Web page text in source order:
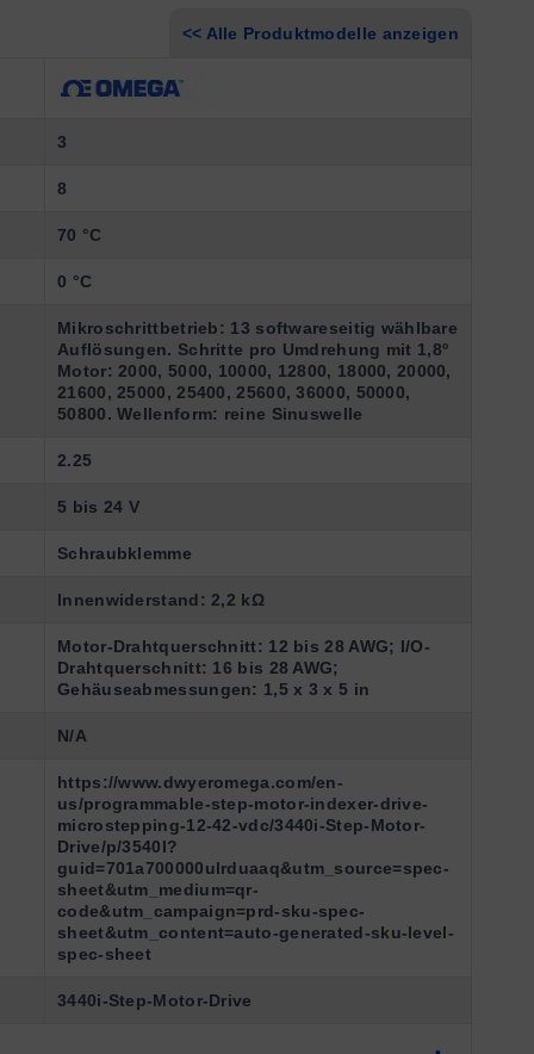
<< Alle Produktmodelle anzeigen
3
8
70 °C
0 °C
Mikroschrittbetrieb: 13 softwareseitig wählbare
Auflösungen. Schritte pro Umdrehung mit 1,8º
Motor: 2000, 5000, 10000, 12800, 18000, 20000,
21600, 25000, 25400, 25600, 36000, 50000,
50800. Wellenform: reine Sinuswelle
2.25
5 bis 24 V
Schraubklemme
Innenwiderstand: 2,2 kΩ
Motor-Drahtquerschnitt: 12 bis 28 AWG; I/O-
Drahtquerschnitt: 16 bis 28 AWG;
Gehäuseabmessungen: 1,5 x 3 x 5 in
N/A
https://www.dwyeromega.com/en-
us/programmable-step-motor-indexer-drive-
microstepping-12-42-vdc/3440i-Step-Motor-
Drive/p/3540I?
guid=701a700000ulrduaaq&utm_source=spec-
sheet&utm_medium=qr-
code&utm_campaign=prd-sku-spec-
sheet&utm_content=auto-generated-sku-level-
spec-sheet
3440i-Step-Motor-Drive